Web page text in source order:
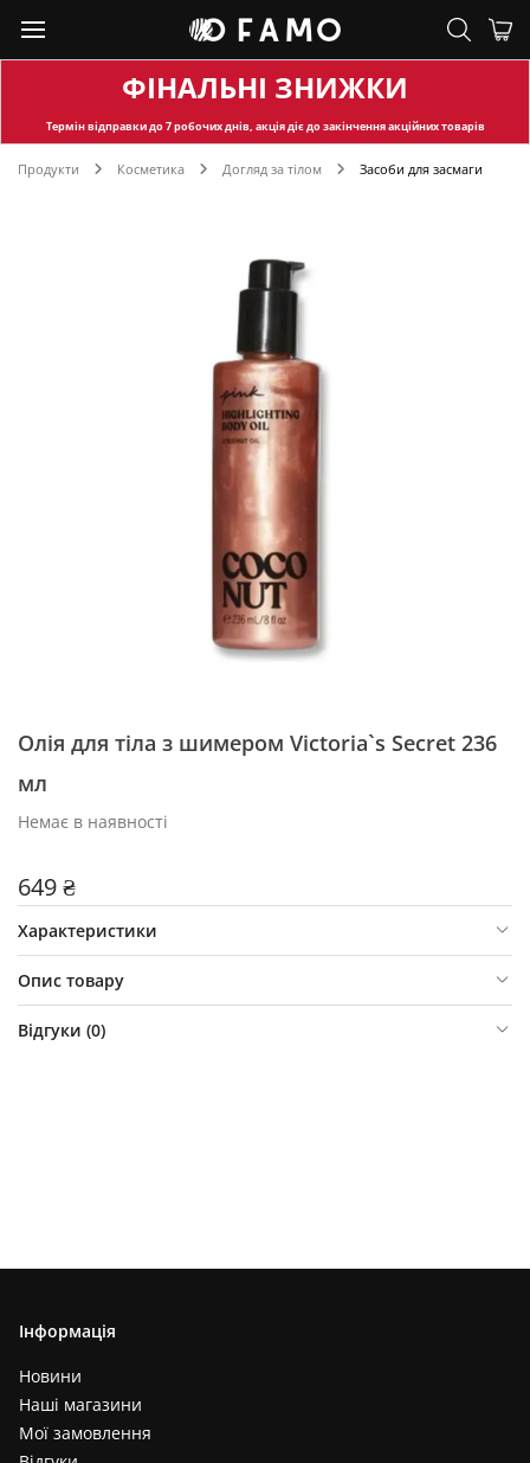
ФІНАЛЬНІ ЗНИЖКИ
Термін відправкидо 7 робочих днів, акція діє до закінчення акційних товарів
Продукти Косметика Догляд за тілом Засоби для засмаги
Олія для тіла з шимером Victoria`s Secret 236
мл
Немає в наявності
649 ₴
Характеристики
Опис товару
Відгуки (0)
Інформація
Новини
Наші магазини
Мої замовлення